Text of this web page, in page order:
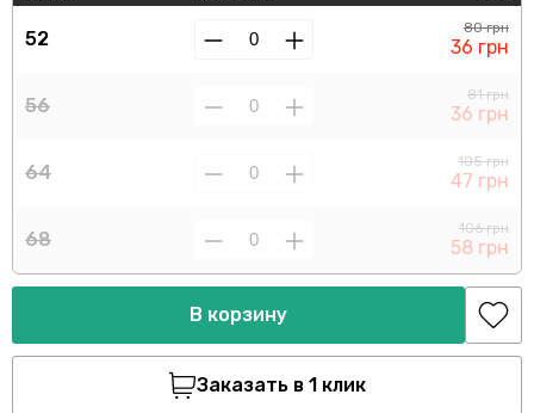
52
56
64
68
80 грн
36 грн
81 грн
36 грн
105 грн
47 грн
106 грн
58 грн
В корзину
Заказать в 1 клик